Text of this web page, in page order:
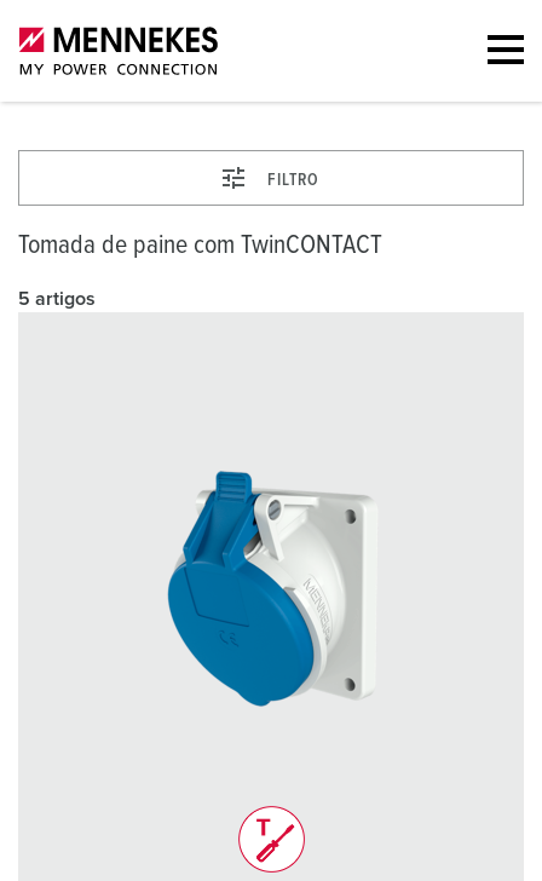
FILTRO
Tomada de paine com TwinCONTACT
5 artigos